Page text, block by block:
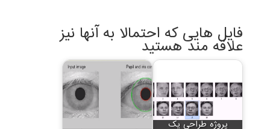
فایل هایی که احتمالا به آنها نیز
علاقه مند هستید
پروژه طراحی یک